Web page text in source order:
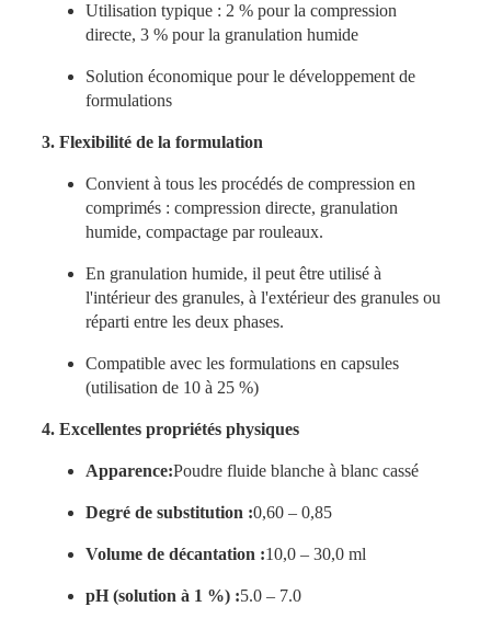
Utilisation typique : 2 % pour la compression
directe, 3 % pour la granulation humide
Solution économique pour le développement de
formulations
3. Flexibilité de la formulation
Convient à tous les procédés de compression en
comprimés : compression directe, granulation
humide, compactage par rouleaux.
En granulation humide, il peut être utilisé à
l'intérieur des granules, à l'extérieur des granules ou
réparti entre les deux phases.
Compatible avec les formulations en capsules
(utilisation de 10 à 25 %)
4. Excellentes propriétés physiques
Apparence:Poudre fluide blanche à blanc cassé
Degré de substitution :0,60 – 0,85
Volume de décantation :10,0 – 30,0 ml
pH (solution à 1 %) :5.0 – 7.0